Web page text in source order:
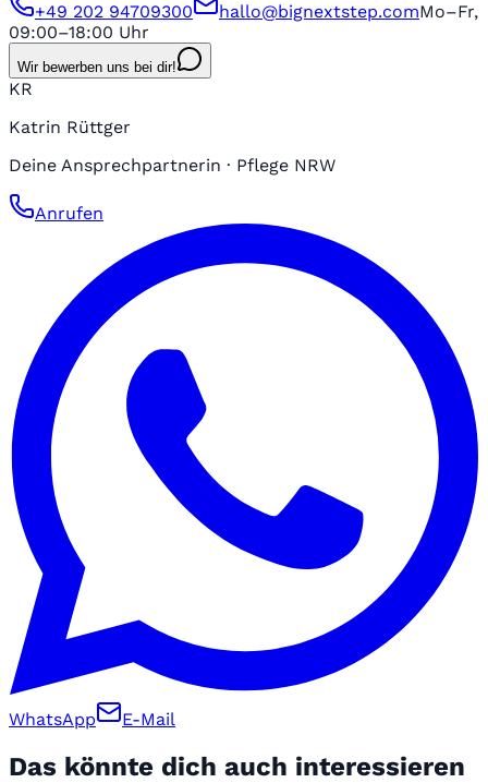
+49 202 94709300 hallo@bignextstep.comMo–Fr,
09:00–18:00 Uhr
Wir bewerben uns bei dir!
KR
Katrin Rüttger
Deine Ansprechpartnerin · Pflege NRW
Anrufen
WhatsApp E-Mail
Das könnte dich auch interessieren